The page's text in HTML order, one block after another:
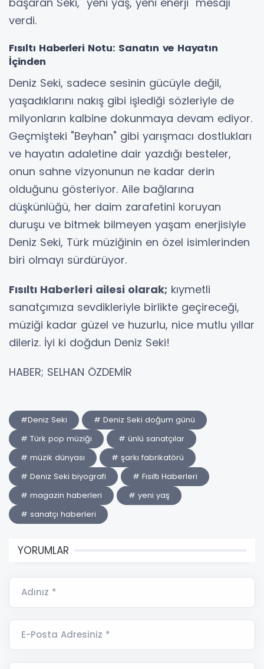
verdi.
Fısıltı Haberleri Notu: Sanatın ve Hayatın
İçinden
Deniz Seki, sadece sesinin gücüyle değil,
yaşadıklarını nakış gibi işlediği sözleriyle de
milyonların kalbine dokunmaya devam ediyor.
Geçmişteki "Beyhan" gibi yarışmacı dostlukları
ve hayatın adaletine dair yazdığı besteler,
onun sahne vizyonunun ne kadar derin
olduğunu gösteriyor. Aile bağlarına
düşkünlüğü, her daim zarafetini koruyan
duruşu ve bitmek bilmeyen yaşam enerjisiyle
Deniz Seki, Türk müziğinin en özel isimlerinden
biri olmayı sürdürüyor.
Fısıltı Haberleri ailesi olarak; kıymetli
sanatçımıza sevdikleriyle birlikte geçireceği,
müziği kadar güzel ve huzurlu, nice mutlu yıllar
dileriz. İyi ki doğdun Deniz Seki!
HABER; SELHAN ÖZDEMİR
#Deniz Seki
# Deniz Seki doğum günü
# Türk pop müziği
# ünlü sanatçılar
# müzik dünyası
# şarkı fabrikatörü
# Deniz Seki biyografi
# Fısıltı Haberleri
# magazin haberleri
# yeni yaş
# sanatçı haberleri
YORUMLAR
Adınız *
E-Posta Adresiniz *